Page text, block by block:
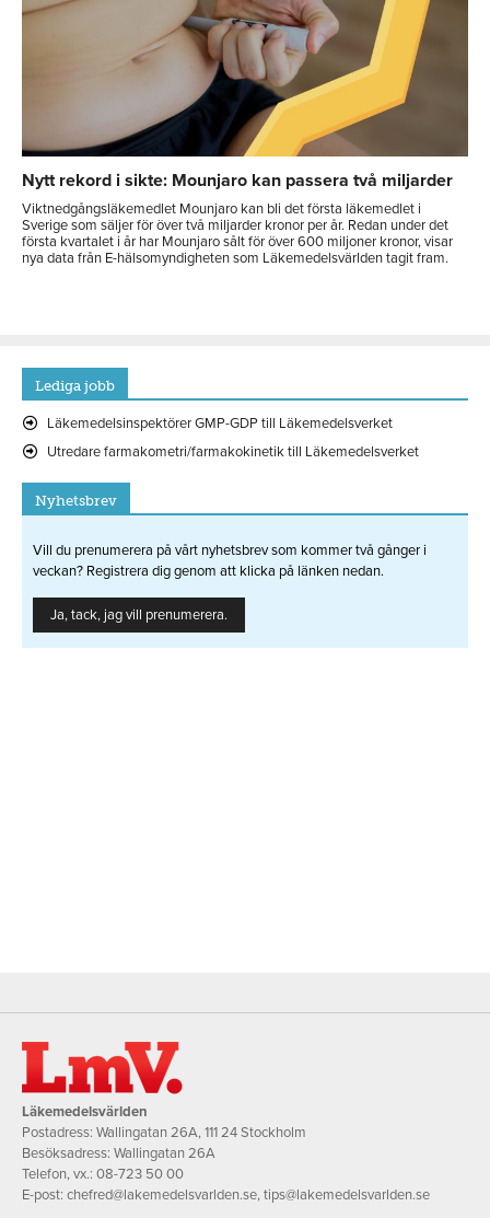
Nytt rekord i sikte: Mounjaro kan passera två miljarder
Viktnedgångsläkemedlet Mounjaro kan bli det första läkemedlet i
Sverige som säljer för över två miljarder kronor per år. Redan under det
första kvartalet i år har Mounjaro sålt för över 600 miljoner kronor, visar
nya data från E-hälsomyndigheten som Läkemedelsvärlden tagit fram.
Lediga jobb
Läkemedelsinspektörer GMP-GDP till Läkemedelsverket
Utredare farmakometri/farmakokinetik till Läkemedelsverket
Nyhetsbrev
Vill du prenumerera på vårt nyhetsbrev som kommer två gånger i
veckan? Registrera dig genom att klicka på länken nedan.
Ja, tack, jag vill prenumerera.
Läkemedelsvärlden
Postadress: Wallingatan 26A, 111 24 Stockholm
Besöksadress: Wallingatan 26A
Telefon, vx.: 08-723 50 00
E-post: chefred@lakemedelsvarlden.se,tips@lakemedelsvarlden.se